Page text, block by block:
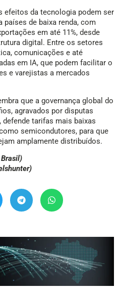
efeitos da tecnologia podem ser
países de baixa renda, com
em até 11%, desde
digital. Entre os setores
comunicações e até
em IA, que podem facilitar o
e varejistas a mercados
que a governança global do
agravados por disputas
tarifas mais baixas
semicondutores, para que
amplamente distribuídos.